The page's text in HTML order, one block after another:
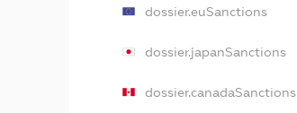
dossier.euSanctions
dossier.japanSanctions
dossier.canadaSanctions